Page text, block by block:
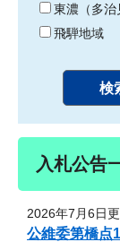
東濃（多治
飛騨地域
入札公告
2026年7月6日
公維委第橋